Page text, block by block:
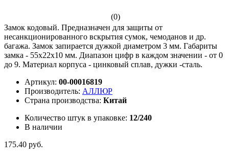
(0)
Замок кодовый. Предназначен для защиты от
несанкционированного вскрытия сумок, чемоданов и др.
багажа. Замок запирается дужкой диаметром 3 мм. Габариты
замка - 55х22х10 мм. Диапазон цифр в каждом значении - от 0
до 9. Материал корпуса - цинковый сплав, дужки -сталь.
Артикул: 00-00016819
Производитель: АЛЛЮР
Страна производства: Китай
Количество штук в упаковке: 12/240
В наличии
175.40 руб.